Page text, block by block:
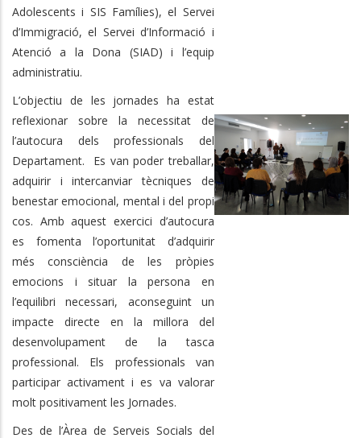
Adolescents i SIS Famílies), el Servei
d’Immigració, el Servei d’Informació i
Atenció a la Dona (SIAD) i l’equip
administratiu.
L’objectiu de les jornades ha estat
reflexionar sobre la necessitat de
l’autocura dels professionals del
Departament. Es van poder treballar,
adquirir i intercanviar tècniques de
benestar emocional, mental i del propi
cos. Amb aquest exercici d’autocura
es fomenta l’oportunitat d’adquirir
més consciència de les pròpies
emocions i situar la persona en
l’equilibri necessari, aconseguint un
impacte directe en la millora del
desenvolupament de la tasca
professional. Els professionals van
participar activament i es va valorar
molt positivament les Jornades.
Des de l’Àrea de Serveis Socials del